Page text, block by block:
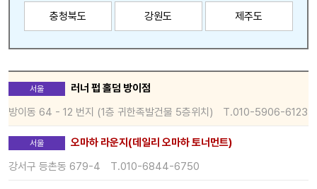
충청북도 강원도 제주도
서울
러너 펍 홀덤 방이점
방이동 64 - 12 번지 (1층 귀한족발건물 5층위치)
T.010-5906-6123
서울
오마하 라운지(데일리 오마하 토너먼트)
강서구 등촌동 679-4
T.010-6844-6750